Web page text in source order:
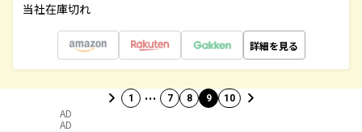
当社在庫切れ
詳細を見る
1 … 7 8 9 10
AD
AD